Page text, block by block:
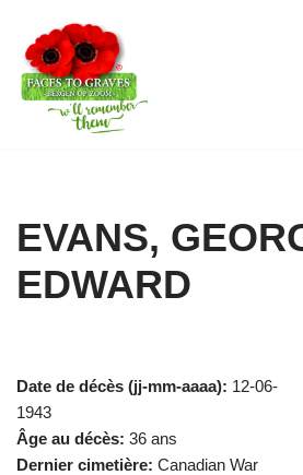
Aller
au
contenu
EVANS,
EDWARD
Date de décès (jj-mm-aaaa): 12-06-
1943
Âge au décès: 36 ans
Dernier cimetière: Canadian War